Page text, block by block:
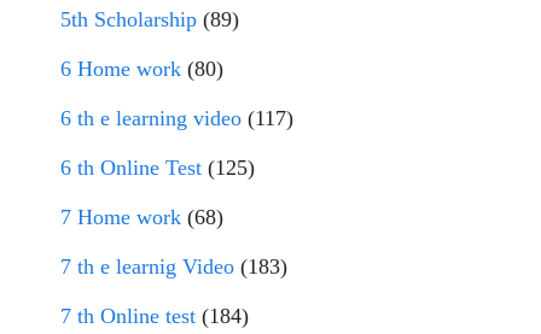
5th Scholarship (89)
6 Home work (80)
6 th e learning video (117)
6 th Online Test (125)
7 Home work (68)
7 th e learnig Video (183)
7 th Online test (184)